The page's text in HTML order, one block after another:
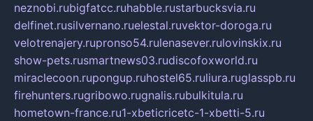
neznobi.rubigfatcc.ruhabble.rustarbucksvia.ru
delfinet.rusilvernano.ruelestal.ruvektor-doroga.ru
velotrenajery.rupronso54.rulenasever.rulovinskix.ru
show-pets.rusmartnews03.rudiscofoxworld.ru
miraclecoon.rupongup.ruhostel65.ruliura.ruglasspb.ru
firehunters.rugribowo.rugnalis.rubulkitula.ru
hometown-france.ru1-xbeticricetc-1-xbetti-5.ru